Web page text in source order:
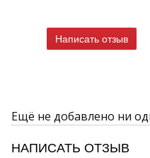
Написать отзыв
Ещё не добавлено ни
НАПИСАТЬ ОТЗЫВ